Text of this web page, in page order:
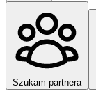
Szukam partnera